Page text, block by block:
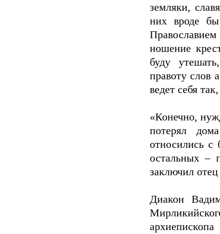
земляки,
них вроде бы
ношение
буду
правоту слов
ведет себя
«Конечно,
потерял
относились с
остальных –
заключил
Диакон